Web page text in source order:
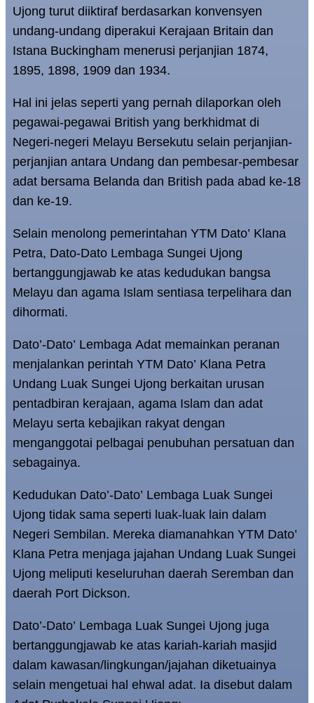
Ujong turut diiktiraf berdasarkan konvensyen
undang-undang diperakui Kerajaan Britain dan
Istana Buckingham menerusi perjanjian 1874,
1895, 1898, 1909 dan 1934.
Hal ini jelas seperti yang pernah dilaporkan oleh
pegawai-pegawai British yang berkhidmat di
Negeri-negeri Melayu Bersekutu selain perjanjian-
perjanjian antara Undang dan pembesar-pembesar
adat bersama Belanda dan British pada abad ke-18
dan ke-19.
Selain menolong pemerintahan YTM Dato’ Klana
Petra, Dato-Dato Lembaga Sungei Ujong
bertanggungjawab ke atas kedudukan bangsa
Melayu dan agama Islam sentiasa terpelihara dan
dihormati.
Dato’-Dato’ Lembaga Adat memainkan peranan
menjalankan perintah YTM Dato’ Klana Petra
Undang Luak Sungei Ujong berkaitan urusan
pentadbiran kerajaan, agama Islam dan adat
Melayu serta kebajikan rakyat dengan
menganggotai pelbagai penubuhan persatuan dan
sebagainya.
Kedudukan Dato’-Dato’ Lembaga Luak Sungei
Ujong tidak sama seperti luak-luak lain dalam
Negeri Sembilan. Mereka diamanahkan YTM Dato’
Klana Petra menjaga jajahan Undang Luak Sungei
Ujong meliputi keseluruhan daerah Seremban dan
daerah Port Dickson.
Dato’-Dato’ Lembaga Luak Sungei Ujong juga
bertanggungjawab ke atas kariah-kariah masjid
dalam kawasan/lingkungan/jajahan diketuainya
selain mengetuai hal ehwal adat. Ia disebut dalam